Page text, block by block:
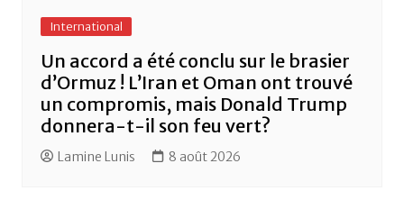
International
Un accord a été conclu sur le brasier
d’Ormuz ! L’Iran et Oman ont trouvé
un compromis, mais Donald Trump
donnera-t-il son feu vert?
Lamine Lunis 8 août 2026